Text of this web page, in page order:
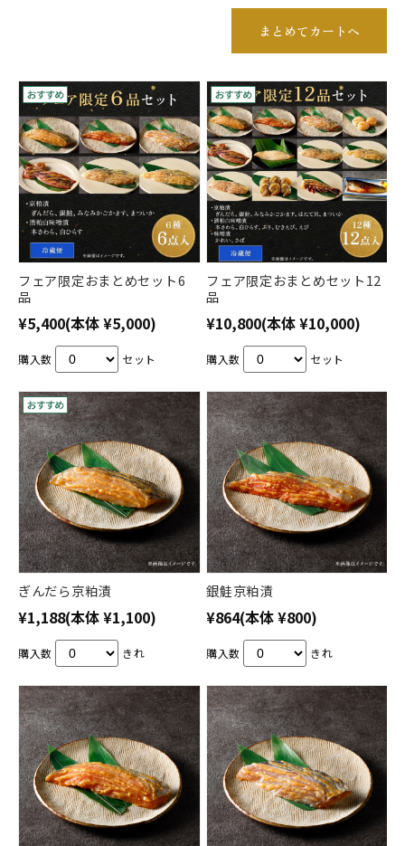
フェア限定おまとめセット6
品
¥5,400(本体 ¥5,000)
購入数 セット
フェア限定おまとめセット12
品
¥10,800(本体 ¥10,000)
購入数 セット
ぎんだら京粕漬
¥1,188(本体 ¥1,100)
購入数 きれ
銀鮭京粕漬
¥864(本体 ¥800)
購入数 きれ